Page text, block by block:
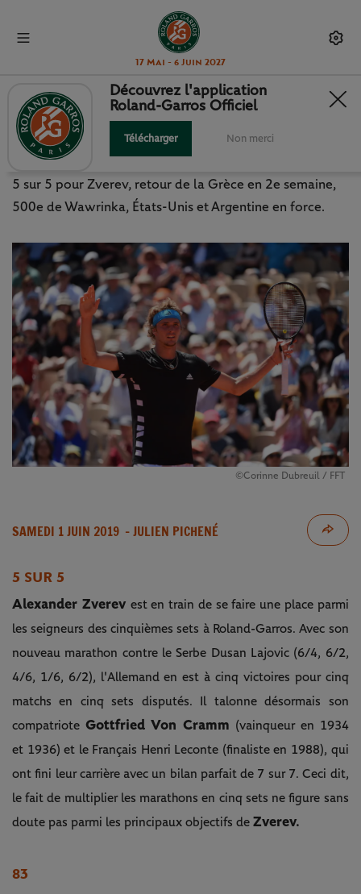
17 Mai - 6 Juin 2027
JOUR 7 : LES 10 CHIFFRES
MARQUANTS
5 sur 5 pour Zverev, retour de la Grèce en 2e semaine,
500e de Wawrinka, États-Unis et Argentine en force.
©Corinne Dubreuil / FFT
SAMEDI 1 JUIN 2019 - JULIEN PICHENÉ
5 SUR 5
Alexander Zverev est en train de se faire une place parmi
les seigneurs des cinquièmes sets à Roland-Garros. Avec son
nouveau marathon contre le Serbe Dusan Lajovic (6/4, 6/2,
4/6, 1/6, 6/2), l'Allemand en est à cinq victoires pour cinq
matchs en cinq sets disputés. Il talonne désormais son
compatriote Gottfried Von Cramm (vainqueur en 1934
et 1936) et le Français Henri Leconte (finaliste en 1988), qui
ont fini leur carrière avec un bilan parfait de 7 sur 7. Ceci dit,
le fait de multiplier les marathons en cinq sets ne figure sans
doute pas parmi les principaux objectifs de Zverev.
83
Découvrez l'application
Roland-Garros Officiel
Télécharger Non merci